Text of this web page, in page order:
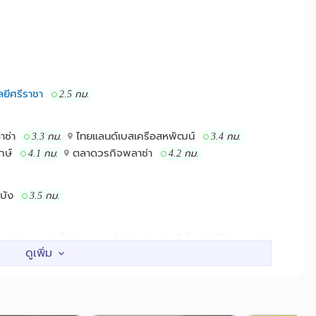
ม(การประปาส่วนภูมิภาคสาขาแหลมฉบัง) มอเตอร์เวย์สาย7
ภาคสาขาแหลมฉบัง
ยีศรีราชา 2.5 กม.
ซ่า 3.3 กม. ไทยแลนด์เบสเครือสหพัฒน์ 3.4 กม.
ษ์ 4.1 กม. ตลาดวรกิจพลาซ่า 4.2 กม.
ง 3.5 กม.
1.6 กม. 1.9 กม.
ม เครือสหพัฒน์